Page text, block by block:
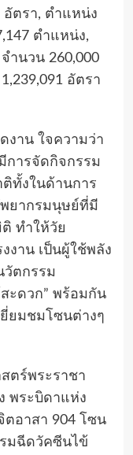
อัตรา, ตำแหน่ง
ตำแหน่ง,
ำนวน 260,000
อัตรา
งาน ใจความว่า
การจัดกิจกรรม
ทั้งในด้านการ
ยากรมนุษย์ที่มี
ทำให้วัย
งาน เป็นผู้ใช้พลัง
วัตกรรม
ะดวก” พร้อมกัน
ยมชมโซนต่างๆ
ตร์พระราชา
พระบิดาแห่ง
ตอาสา 904 โซน
มฉีดวัคซีนไข้